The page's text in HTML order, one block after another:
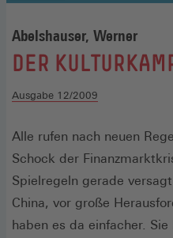
Abelshauser, Werner
:
DER
Ausgabe 12/2009
Alle rufen nach neuen
Schock der
Spielregeln gerade
China, vor große
haben es da einfacher.